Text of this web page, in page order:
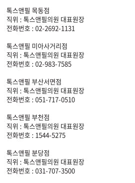
톡스앤필 목동점
직위 : 톡스앤필의원 대표원장
전화번호 : 02-2692-1131
톡스앤필 미아사거리점
직위 : 톡스앤필의원 대표원장
전화번호 : 02-983-7585
톡스앤필 부산서면점
직위 : 톡스앤필의원 대표원장
전화번호 : 051-717-0510
톡스앤필 부천점
직위 : 톡스앤필의원 대표원장
전화번호 : 1544-5275
톡스앤필 분당점
직위 : 톡스앤필의원 대표원장
전화번호 : 031-707-3500